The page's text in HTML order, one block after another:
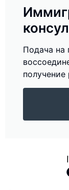
Подача
получение